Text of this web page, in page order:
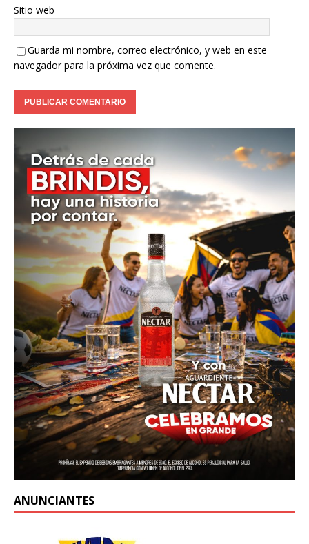
Sitio web
Guarda mi nombre, correo electrónico, y web en este
navegador para la próxima vez que comente.
ANUNCIANTES